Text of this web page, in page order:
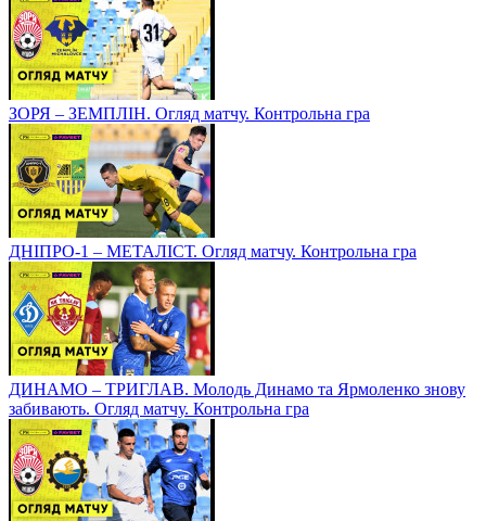
ЗОРЯ – ЗЕМПЛІН. Огляд матчу. Контрольна гра
ДНІПРО-1 – МЕТАЛІСТ. Огляд матчу. Контрольна гра
ДИНАМО – ТРИГЛАВ. Молодь Динамо та Ярмоленко знову
забивають. Огляд матчу. Контрольна гра